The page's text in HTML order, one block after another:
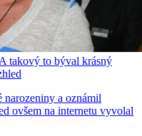
takový to býval krásný
narozeniny a oznámil
ovšem na internetu vyvolal